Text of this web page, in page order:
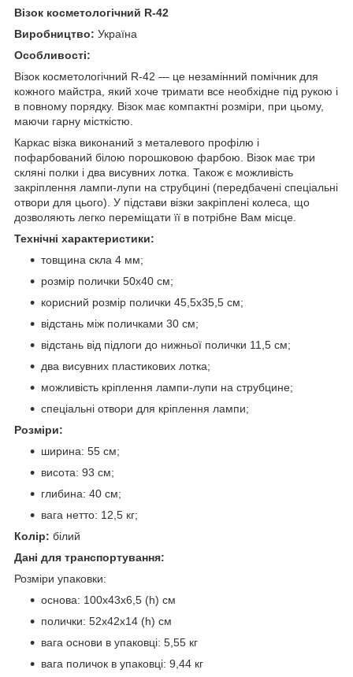
Візок косметологічний R-42
Виробництво: Україна
Особливості:
Візок косметологічний R-42 — це незамінний помічник для
кожного майстра, який хоче тримати все необхідне під рукою і
в повному порядку. Візок має компактні розміри, при цьому,
маючи гарну місткістю.
Каркас візка виконаний з металевого профілю і
пофарбований білою порошковою фарбою. Візок має три
скляні полки і два висувних лотка. Також є можливість
закріплення лампи-лупи на струбцині (передбачені спеціальні
отвори для цього). У підстави візки закріплені колеса, що
дозволяють легко переміщати її в потрібне Вам місце.
Технічні характеристики:
товщина скла 4 мм;
розмір полички 50х40 см;
корисний розмір полички 45,5х35,5 см;
відстань між поличками 30 см;
відстань від підлоги до нижньої полички 11,5 см;
два висувних пластикових лотка;
можливість кріплення лампи-лупи на струбцине;
спеціальні отвори для кріплення лампи;
Розміри:
ширина: 55 см;
висота: 93 см;
глибина: 40 см;
вага нетто: 12,5 кг;
Колір: білий
Дані для транспортування:
Розміри упаковки:
основа: 100х43х6,5 (h) см
полички: 52х42х14 (h) см
вага основи в упаковці: 5,55 кг
вага поличок в упаковці: 9,44 кг